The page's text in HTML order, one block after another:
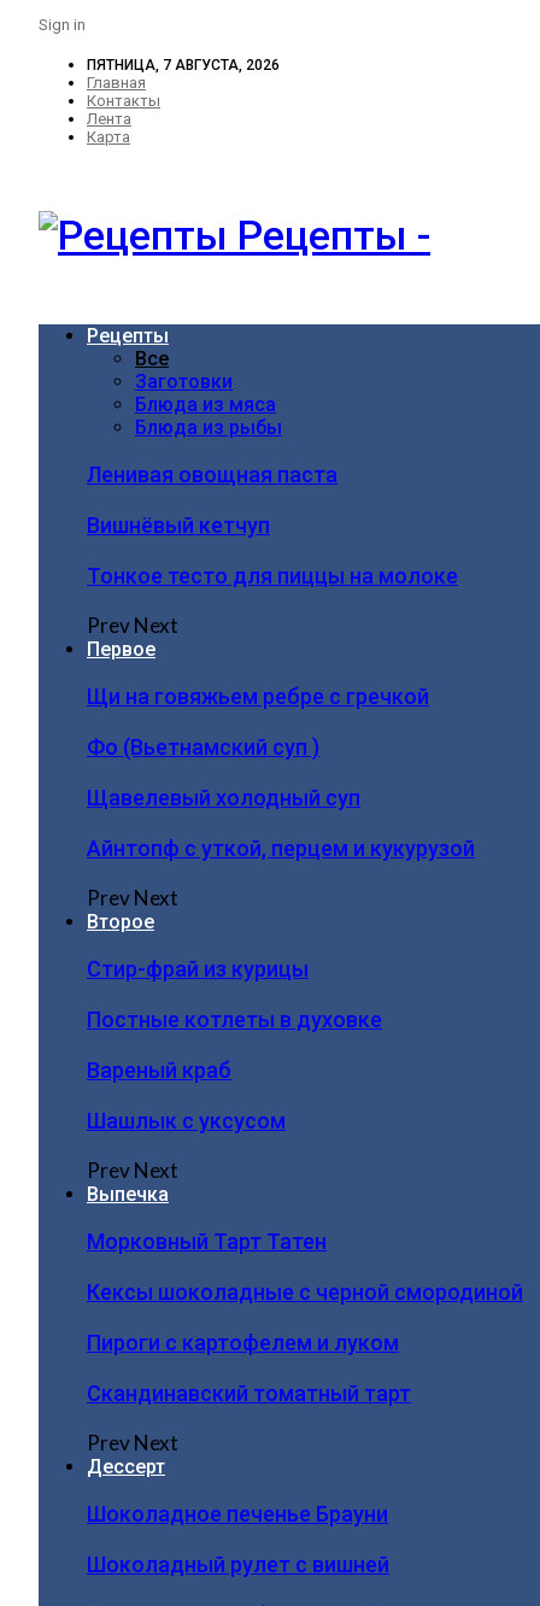
Sign in
ПЯТНИЦА, 7 АВГУСТА, 2026
Главная
Контакты
Лента
Карта
Рецепты -
Рецепты
Все
Заготовки
Блюда из мяса
Блюда из рыбы
Ленивая овощная паста
Вишнёвый кетчуп
Тонкое тесто для пиццы на молоке
PrevNext
Первое
Щи на говяжьем ребре с гречкой
Фо (Вьетнамский суп )
Щавелевый холодный суп
Айнтопф с уткой, перцем и кукурузой
PrevNext
Второе
Стир-фрай из курицы
Постные котлеты в духовке
Вареный краб
Шашлык с уксусом
PrevNext
Выпечка
Морковный Тарт Татен
Кексы шоколадные с черной смородиной
Пироги c картофелем и луком
Скандинавский томатный тарт
PrevNext
Дессерт
Шоколадное печенье Брауни
Шоколадный рулет с вишней